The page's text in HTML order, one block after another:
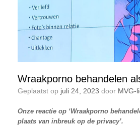
Wraakporno behandelen
Geplaatst op juli 24, 2023 door MVG-
Onze reactie op ‘Wraakporno
plaats van inbreuk op de privacy’.